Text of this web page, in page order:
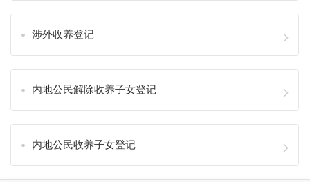
涉外收养登记
内地公民解除收养子女登记
内地公民收养子女登记